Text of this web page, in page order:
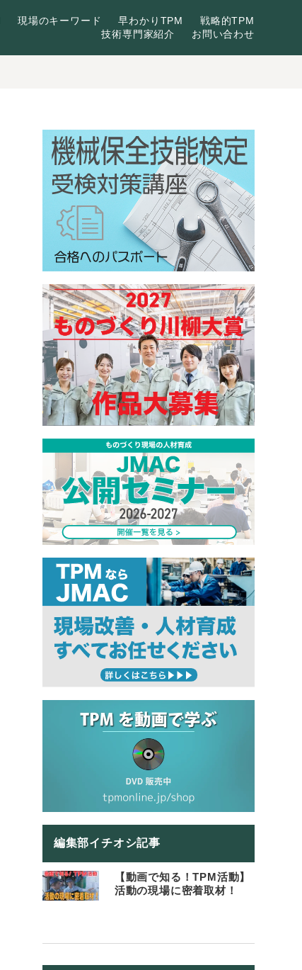
現場のキーワード 早わかりTPM
戦略的TPM
技術専門家紹介
お問い合わせ
編集部イチオシ記事
【動画で知る！TPM活動】
活動の現場に密着取材！